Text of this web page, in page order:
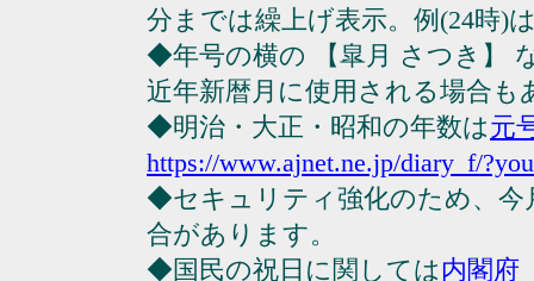
分までは繰上げ表示。例(24時)
◆年号の横の 【皐月 さつき】
近年新暦月に使用される場合も
◆明治・大正・昭和の年数は元
https://www.ajnet.ne.jp/diary_f/
◆セキュリティ強化のため、今
合があります。
◆国民の祝日に関しては内閣府